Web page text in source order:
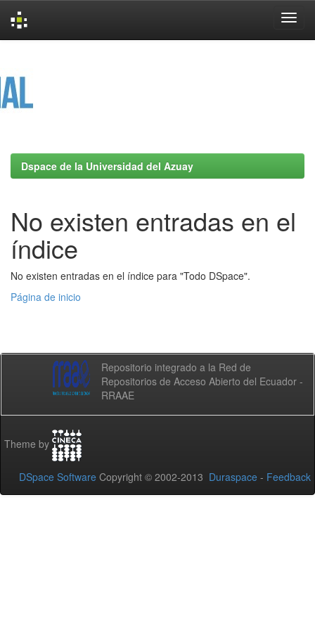
Dspace de la Universidad del Azuay
No existen entradas en el
índice
No existen entradas en el índice para "Todo DSpace".
Página de inicio
Repositorio integrado a la Red de
Repositorios de Acceso Abierto del Ecuador -
RRAAE
Theme by
DSpace Software Copyright © 2002-2013 Duraspace - Feedback